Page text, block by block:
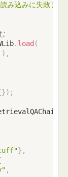
み込みに失敗し
. load (
) ,
}) ;
} ,
,